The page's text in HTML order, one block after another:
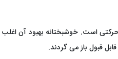
خوشبختانه بهبود آن اغلب
‌قبول باز می ‌گردند.